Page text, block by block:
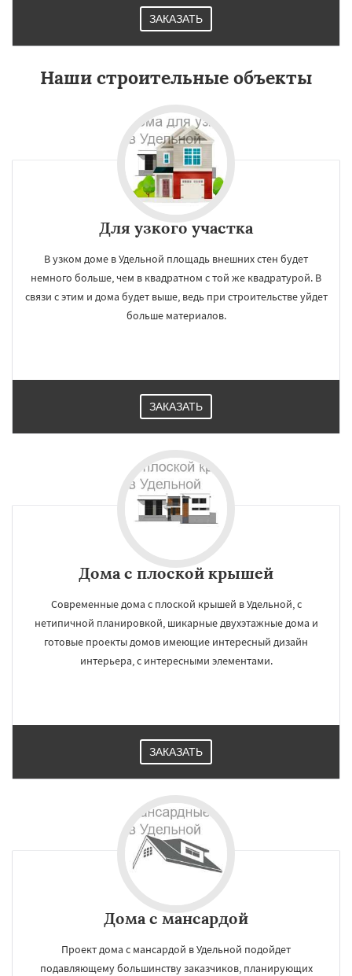
ЗАКАЗАТЬ
Наши строительные объекты
Для узкого участка
В узком доме в Удельной площадь внешних стен будет
немного больше, чем в квадратном с той же квадратурой. В
связи с этим и дома будет выше, ведь при строительстве уйдет
больше материалов.
ЗАКАЗАТЬ
Дома с плоской крышей
Современные дома с плоской крышей в Удельной, с
нетипичной планировкой, шикарные двухэтажные дома и
готовые проекты домов имеющие интересный дизайн
интерьера, с интересными элементами.
ЗАКАЗАТЬ
Дома с мансардой
Проект дома с мансардой в Удельной подойдет
подавляющему большинству заказчиков, планирующих